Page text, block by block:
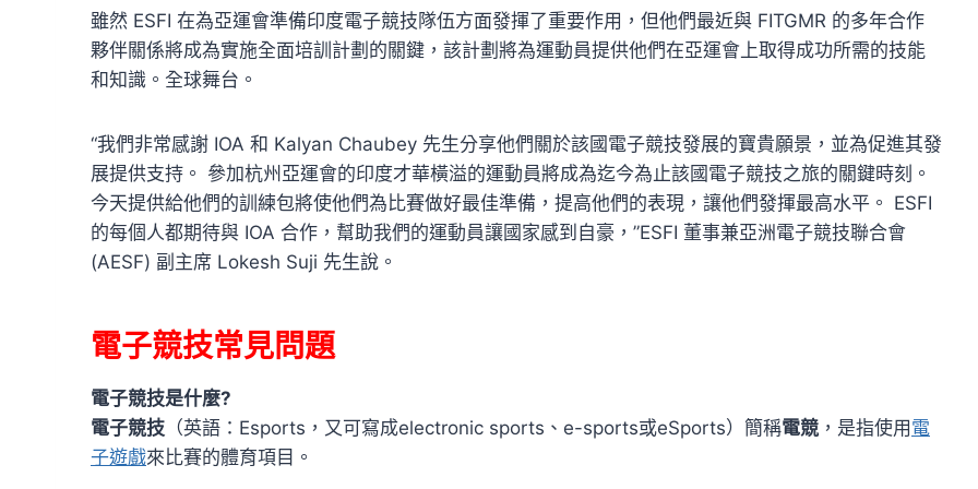
雖然 ESFI 在為亞運會準備印度電子競技隊伍方面發揮了重要作用，但他們最近與 FITGMR 的多年合作
夥伴關係將成為實施全面培訓計劃的關鍵，該計劃將為運動員提供他們在亞運會上取得成功所需的技能
和知識。全球舞台。
“我們非常感謝 IOA 和 Kalyan Chaubey 先生分享他們關於該國電子競技發展的寶貴願景，並為促進其發
展提供支持。 參加杭州亞運會的印度才華橫溢的運動員將成為迄今為止該國電子競技之旅的關鍵時刻。
今天提供給他們的訓練包將使他們為比賽做好最佳準備，提高他們的表現，讓他們發揮最高水平。 ESFI
的每個人都期待與 IOA 合作，幫助我們的運動員讓國家感到自豪，”ESFI 董事兼亞洲電子競技聯合會
(AESF) 副主席 Lokesh Suji 先生說。
電子競技常見問題
電子競技是什麼?
電子競技 （英語：Esports，又可寫成electronic sports、e-sports或eSports）簡稱電競 ，是指使用 電
子遊戲來比賽的體育項目。